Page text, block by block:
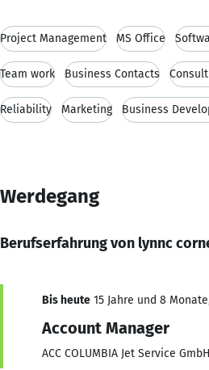
Project Management MS Office
Team work Business Contacts
Reliability Marketing Business
Werdegang
Berufserfahrung von lynnc
Bis heute 15 Jahre und 8
Account Manager
ACC COLUMBIA Jet Service GmbH